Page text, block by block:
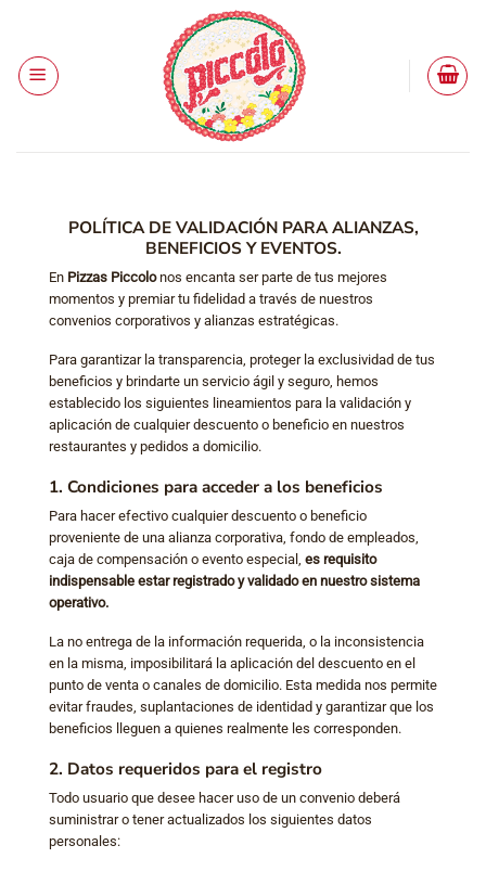
contenido
POLÍTICA DE VALIDACIÓN PARA ALIANZAS,
BENEFICIOS Y EVENTOS.
En Pizzas Piccolonos encanta ser parte de tus mejores
momentos y premiar tu fidelidad a través de nuestros
convenios corporativos y alianzas estratégicas.
Para garantizar la transparencia, proteger la exclusividad de tus
beneficios y brindarte un servicio ágil y seguro, hemos
establecido los siguientes lineamientos para la validación y
aplicación de cualquier descuento o beneficio en nuestros
restaurantes y pedidos a domicilio.
1. Condiciones para acceder a los beneficios
Para hacer efectivo cualquier descuento o beneficio
proveniente de una alianza corporativa, fondo de empleados,
caja de compensación o evento especial, es requisito
indispensable estar registrado y validado en nuestro sistema
operativo.
La no entrega de la información requerida, o la inconsistencia
en la misma, imposibilitará la aplicación del descuento en el
punto de venta o canales de domicilio. Esta medida nos permite
evitar fraudes, suplantaciones de identidad y garantizar que los
beneficios lleguen a quienes realmente les corresponden.
2. Datos requeridos para el registro
Todo usuario que desee hacer uso de un convenio deberá
suministrar o tener actualizados los siguientes datos
personales: